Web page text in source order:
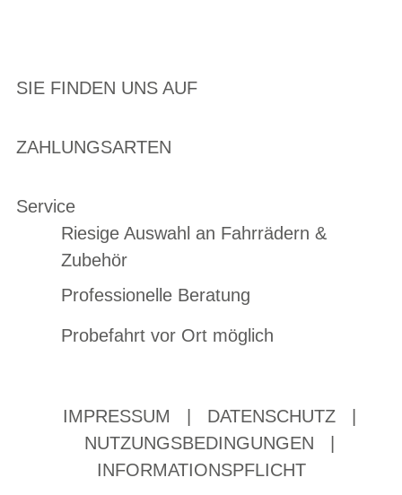
SIE FINDEN UNS AUF
ZAHLUNGSARTEN
Service
Riesige Auswahl an Fahrrädern &
Zubehör
Professionelle Beratung
Probefahrt vor Ort möglich
IMPRESSUM DATENSCHUTZ
NUTZUNGSBEDINGUNGEN
INFORMATIONSPFLICHT